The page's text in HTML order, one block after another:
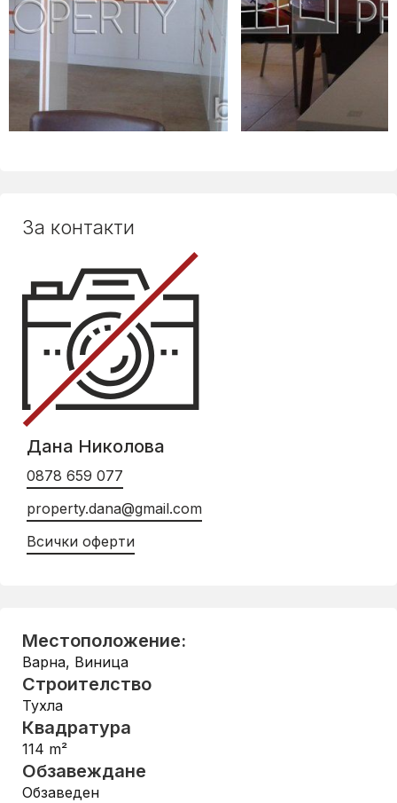
За контакти
Дана Николова
0878 659 077
property.dana@gmail.com
Всички оферти
Местоположение:
Варна, Виница
Строителство
Тухла
Квадратура
114 m²
Обзавеждане
Обзаведен